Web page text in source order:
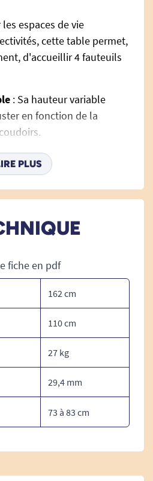
espaces de vie
cette table permet,
d'accueillir 4 fauteuils
: Sa hauteur variable
en fonction de la
à l'usager d'utiliser
: La profondeur de la
sans que ceux-ci ne se
83 cm.
PLUS
fiche en pdf
162 cm
110 cm
27 kg
29,4 mm
73 à 83 cm